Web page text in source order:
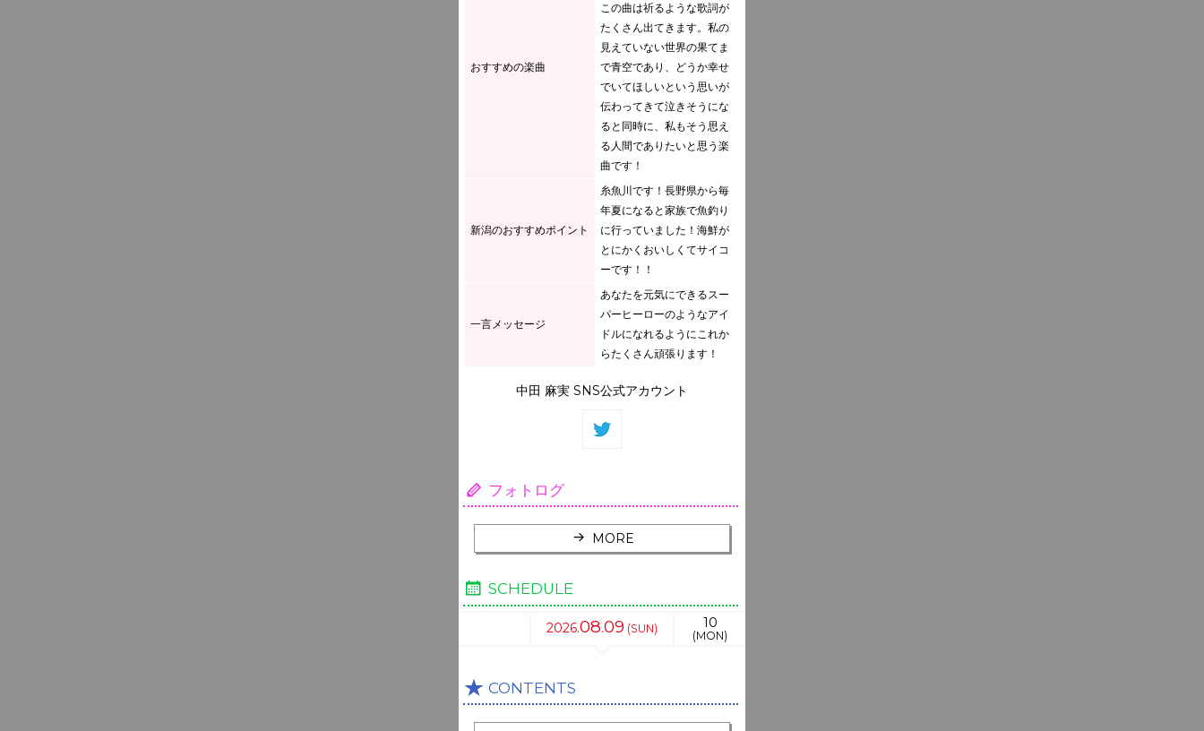
おすすめの楽曲
この曲は祈るような歌詞が
たくさん出てきます。私の
見えていない世界の果てま
で青空であり、どうか幸せ
でいてほしいという思いが
伝わってきて泣きそうにな
ると同時に、私もそう思え
る人間でありたいと思う楽
曲です！
新潟のおすすめポイント
糸魚川です！長野県から毎
年夏になると家族で魚釣り
に行っていました！海鮮が
とにかくおいしくてサイコ
ーです！！
一言メッセージ
あなたを元気にできるスー
パーヒーローのようなアイ
ドルになれるようにこれか
らたくさん頑張ります！
中田 麻実 SNS公式アカウント
フォトログ
MORE
SCHEDULE
2026.08.09 (SUN) 10
(MON)
CONTENTS